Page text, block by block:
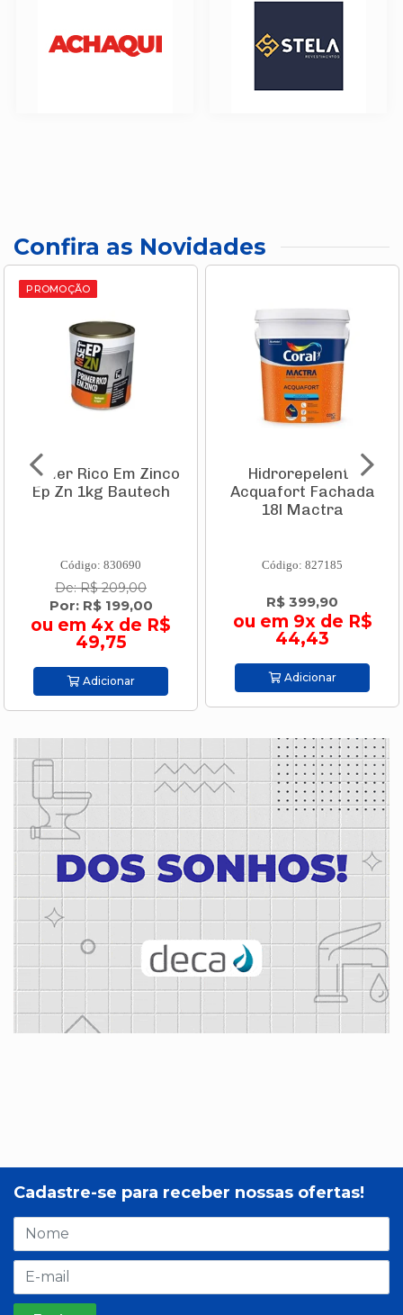
Confira as Novidades
PROMOÇÃO
Primer Rico Em Zinco
Ep Zn 1kg Bautech
Código: 830690
De: R$ 209,00
Por: R$ 199,00
ou em 4x de R$
49,75
Adicionar
Hidrorepelente
Acquafort Fachada
18l Mactra
Código: 827185
R$ 399,90
ou em 9x de R$
44,43
Adicionar
Cadastre-se para receber nossas ofertas!